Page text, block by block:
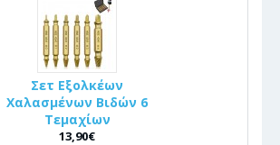
Σετ Εξολκέων
Χαλασμένων Βιδών 6
Τεμαχίων
13,90€